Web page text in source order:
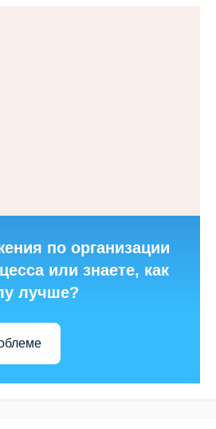
по организации
или знаете, как
лучше?